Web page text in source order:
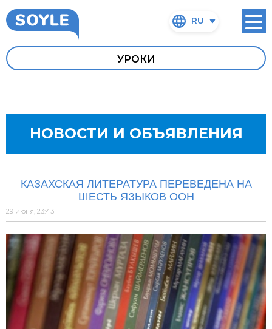
RU
УРОКИ
НОВОСТИ И ОБЪЯВЛЕНИЯ
КАЗАХСКАЯ ЛИТЕРАТУРА ПЕРЕВЕДЕНА НА
ШЕСТЬ ЯЗЫКОВ ООН
29 июня, 23:43